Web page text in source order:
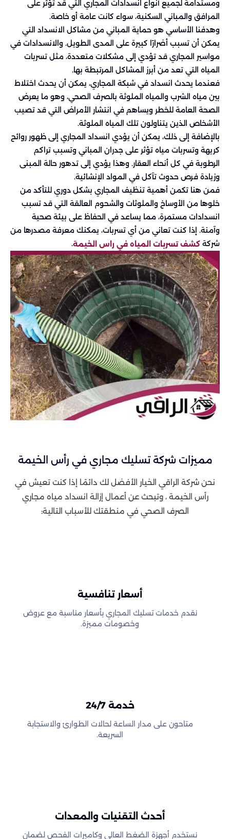
ومستدامة لجميع أنواع انسدادات المجاري التي قد تؤثر على
المرافق والمباني السكنية، سواء كانت عامة أو خاصة.
وهدفنا الأساسي هو حماية المباني من مشاكل الانسداد التي
يمكن أن تسبب أضرارًا كبيرة على المدى الطويل. والانسدادات في
مواسير المجاري قد تؤدي إلى مشكلات متعددة، مثل تسربات
المياه التي تعد من أبرز المشاكل المرتبطة بها.
فعندما يحدث انسداد في شبكة المجاري، يمكن أن يحدث اختلاط
بين مياه الشرب والمياه الملوثة بالصرف الصحي، وهو ما يعرض
الصحة العامة للخطر ويساهم في انتشار الأمراض التي قد تصيب
الأشخاص الذين يتناولون تلك المياه الملوثة.
بالإضافة إلى ذلك، يمكن أن يؤدي انسداد المجاري إلى ظهور روائح
كريهة وتسربات مياه تؤثر على جدران المباني وتسبب تراكم
الرطوبة في كل أنحاء العقار. وهذا يؤدي إلى تدهور حالة المبنى
وزيادة فرص حدوث تآكل في المواد الإنشائية.
فمن هنا تكمن أهمية تنظيف المجاري بشكل دوري للتأكد من
خلوها من الأوساخ والملوثات والشحوم العالقة التي قد تسبب
انسدادات مستمرة، مما يساعد في الحفاظ على بيئة صحية
وآمنة. إذا كنت تعاني من أي تسربات، يمكنك معرفة مصدرها من
شركة كشف تسربات المياه في راس الخيمة.
مميزات شركة تسليك مجاري في رأس الخيمة
نحن شركة الراقي الخيار الأفضل لك دائمًا إذا كنت تعيش في
رأس الخيمة ، وتبحث عن أعمال إزالة انسداد مياه مجاري
الصرف الصحي في منطقتك للأسباب التالية:
أسعار تنافسية
نقدم خدمات تسليك المجاري بأسعار مناسبة مع عروض
وخصومات مميزة.
خدمة 24/7
متاحون على مدار الساعة لحالات الطوارئ والاستجابة
السريعة.
أحدث التقنيات والمعدات
نستخدم أجهزة الضغط العالي وكاميرات الفحص لضمان